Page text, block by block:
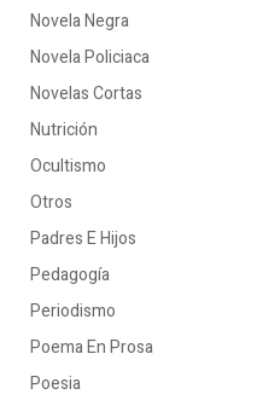
Novela Negra
Novela Policiaca
Novelas Cortas
Nutrición
Ocultismo
Otros
Padres E Hijos
Pedagogía
Periodismo
Poema En Prosa
Poesia